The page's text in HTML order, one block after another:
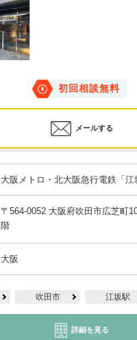
初回相談無料
メールする
大阪メトロ・北大阪急行電鉄「江
〒564-0052 大阪府吹田市広芝町
階
大阪
吹田市 江坂駅
詳細を見る